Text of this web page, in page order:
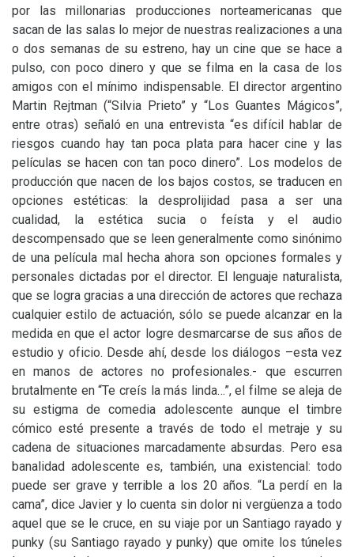
por las millonarias producciones norteamericanas que
sacan de las salas lo mejor de nuestras realizaciones a una
o dos semanas de su estreno, hay un cine que se hace a
pulso, con poco dinero y que se filma en la casa de los
amigos con el mínimo indispensable. El director argentino
Martin Rejtman (“Silvia Prieto” y “Los Guantes Mágicos”,
entre otras) señaló en una entrevista “es difícil hablar de
riesgos cuando hay tan poca plata para hacer cine y las
películas se hacen con tan poco dinero”. Los modelos de
producción que nacen de los bajos costos, se traducen en
opciones estéticas: la desprolijidad pasa a ser una
cualidad, la estética sucia o feísta y el audio
descompensado que se leen generalmente como sinónimo
de una película mal hecha ahora son opciones formales y
personales dictadas por el director. El lenguaje naturalista,
que se logra gracias a una dirección de actores que rechaza
cualquier estilo de actuación, sólo se puede alcanzar en la
medida en que el actor logre desmarcarse de sus años de
estudio y oficio. Desde ahí, desde los diálogos –esta vez
en manos de actores no profesionales.- que escurren
brutalmente en “Te creís la más linda…”, el filme se aleja de
su estigma de comedia adolescente aunque el timbre
cómico esté presente a través de todo el metraje y su
cadena de situaciones marcadamente absurdas. Pero esa
banalidad adolescente es, también, una existencial: todo
puede ser grave y terrible a los 20 años. “La perdí en la
cama”, dice Javier y lo cuenta sin dolor ni vergüenza a todo
aquel que se le cruce, en su viaje por un Santiago rayado y
punky (su Santiago rayado y punky) que omite los túneles